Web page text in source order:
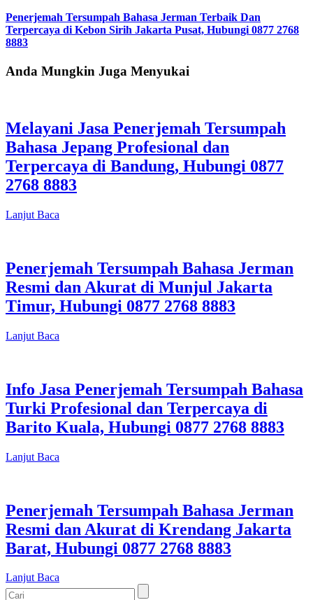
Penerjemah Tersumpah Bahasa Jerman Terbaik Dan
Terpercaya di Kebon Sirih Jakarta Pusat, Hubungi 0877 2768
8883
Anda Mungkin Juga Menyukai
Melayani Jasa Penerjemah Tersumpah
Bahasa Jepang Profesional dan
Terpercaya di Bandung, Hubungi 0877
2768 8883
Lanjut Baca
Penerjemah Tersumpah Bahasa Jerman
Resmi dan Akurat di Munjul Jakarta
Timur, Hubungi 0877 2768 8883
Lanjut Baca
Info Jasa Penerjemah Tersumpah Bahasa
Turki Profesional dan Terpercaya di
Barito Kuala, Hubungi 0877 2768 8883
Lanjut Baca
Penerjemah Tersumpah Bahasa Jerman
Resmi dan Akurat di Krendang Jakarta
Barat, Hubungi 0877 2768 8883
Lanjut Baca